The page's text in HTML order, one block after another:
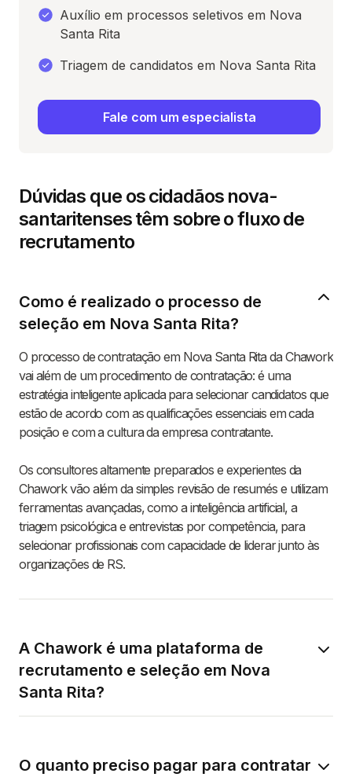
Dúvidas que os cidadãos nova-
santaritenses têm sobre o fluxo de
recrutamento
Como é realizado o processo de
seleção em Nova Santa Rita?
O processo de contratação em Nova Santa Rita da Chawork
vai além de um procedimento de contratação: é uma
estratégia inteligente aplicada para selecionar candidatos que
estão de acordo com as qualificações essenciais em cada
posição e com a cultura da empresa contratante.
Os consultores altamente preparados e experientes da
Chawork vão além da simples revisão de resumés e utilizam
ferramentas avançadas, como a inteligência artificial, a
triagem psicológica e entrevistas por competência, para
selecionar profissionais com capacidade de liderar junto às
organizações de RS.
A Chawork é uma plataforma de
recrutamento e seleção em Nova
Santa Rita?
O quanto preciso pagar para contratar
Auxílio em processos seletivos em Nova
Santa Rita
Triagem de candidatos em Nova Santa Rita
Fale com um especialista